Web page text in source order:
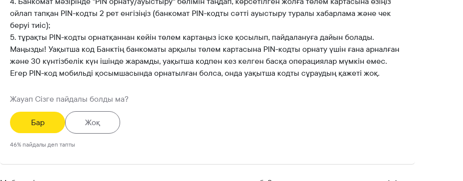
ойлап тапқан PIN-кодты 2 рет енгізіңіз (банкомат PIN-кодты сәтті ауыстыру туралы хабарлама және чек
беруі тиіс);
5. тұрақты PIN-кодты орнатқаннан кейін төлем картаңыз іске қосылып, пайдалануға дайын болады.
Маңызды! Уақытша код Банктің банкоматы арқылы төлем картасына PIN-кодты орнату үшін ғана арналған
және 30 күнтізбелік күн ішінде жарамды, уақытша кодпен кез келген басқа операциялар мүмкін емес.
Егер PIN-код мобильді қосымшасында орнатылған болса, онда уақытша кодты сұраудың қажеті жоқ.
Жауап Сізге пайдалы болды ма?
Бар Жоқ
46%пайдалы деп тапты